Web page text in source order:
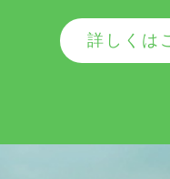
詳しくは